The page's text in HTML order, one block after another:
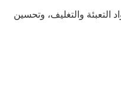
التعبئة والتغليف، وتحسين